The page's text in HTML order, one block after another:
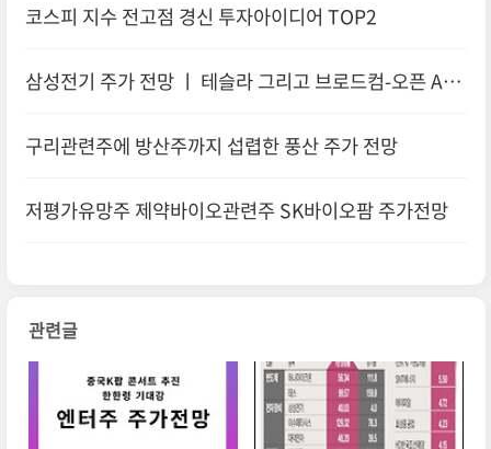
코스피 지수 전고점 경신 투자아이디어 TOP2
삼성전기 주가 전망 ㅣ 테슬라 그리고 브로드컴-오픈 AI까
구리관련주에 방산주까지 섭렵한 풍산 주가 전망
저평가유망주 제약바이오관련주 SK바이오팜 주가전망
관련글